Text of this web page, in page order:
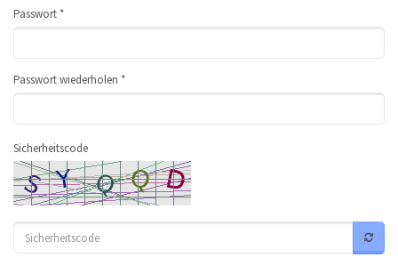
Passwort *
Passwort wiederholen *
Sicherheitscode